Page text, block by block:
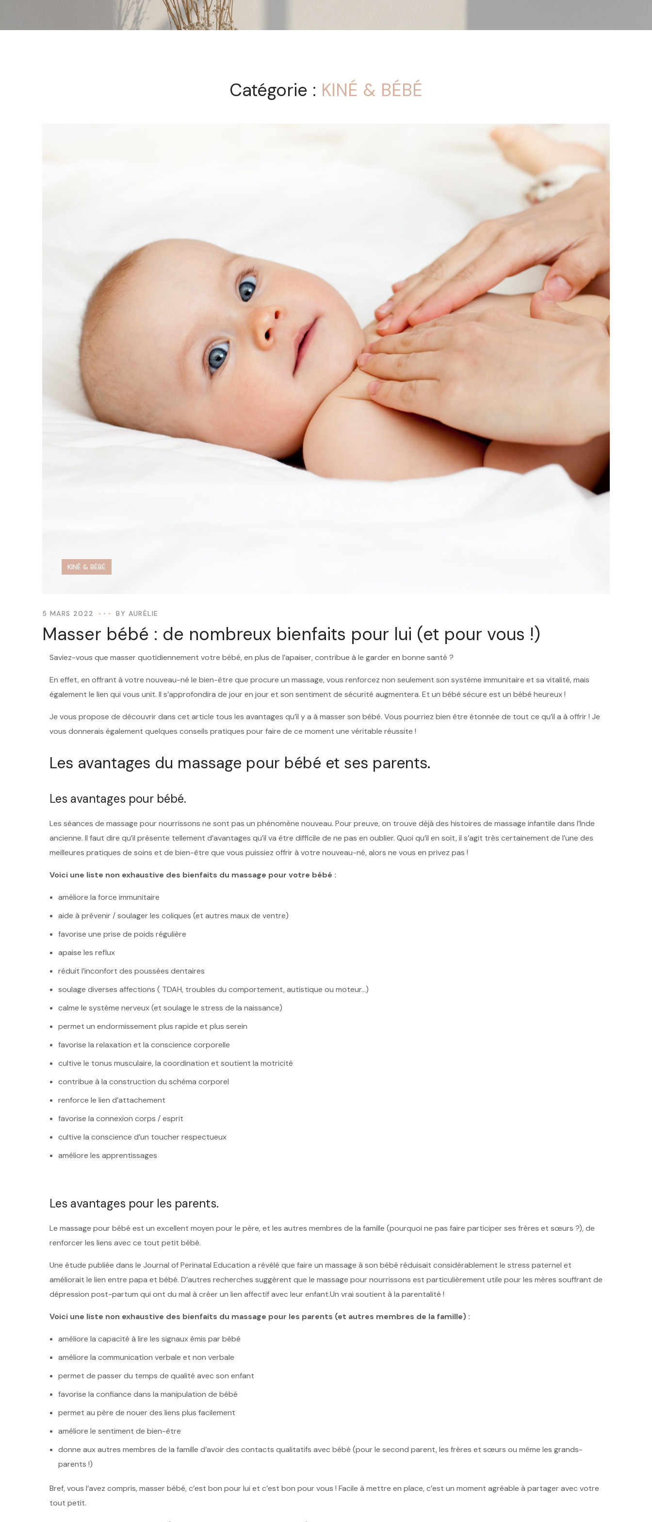
Catégorie : KINÉ & BÉBÉ
KINÉ & BÉBÉ
5 MARS 2022 BY AURÉLIE
Masser bébé : de nombreux bienfaits pour lui (et pour vous !)
Saviez-vous que masser quotidiennement votre bébé, en plus de l’apaiser, contribue à le garder en bonne santé ?
En effet, en offrant à votre nouveau-né le bien-être que procure un massage, vous renforcez non seulement son système immunitaire et sa vitalité, mais
également le lien qui vous unit. Il s’approfondira de jour en jour et son sentiment de sécurité augmentera. Et un bébé sécure est un bébé heureux !
Je vous propose de découvrir dans cet article tous les avantages qu’il y a à masser son bébé. Vous pourriez bien être étonnée de tout ce qu’il a à offrir ! Je
vous donnerais également quelques conseils pratiques pour faire de ce moment une véritable réussite !
Les avantages du massage pour bébé et ses parents.
Les avantages pour bébé.
Les séances de massage pour nourrissons ne sont pas un phénomène nouveau. Pour preuve, on trouve déjà des histoires de massage infantile dans l’Inde
ancienne. Il faut dire qu’il présente tellement d’avantages qu’il va être difficile de ne pas en oublier. Quoi qu’il en soit, il s’agit très certainement de l’une des
meilleures pratiques de soins et de bien-être que vous puissiez offrir à votre nouveau-né, alors ne vous en privez pas !
Voici une liste non exhaustive des bienfaits du massage pour votre bébé :
améliore la force immunitaire
aide à prévenir / soulager les coliques (et autres maux de ventre)
favorise une prise de poids régulière
apaise les reflux
réduit l’inconfort des poussées dentaires
soulage diverses affections ( TDAH, troubles du comportement, autistique ou moteur…)
calme le système nerveux (et soulage le stress de la naissance)
permet un endormissement plus rapide et plus serein
favorise la relaxation et la conscience corporelle
cultive le tonus musculaire, la coordination et soutient la motricité
contribue à la construction du schéma corporel
renforce le lien d’attachement
favorise la connexion corps / esprit
cultive la conscience d’un toucher respectueux
améliore les apprentissages
Les avantages pour les parents.
Le massage pour bébé est un excellent moyen pour le père, et les autres membres de la famille (pourquoi ne pas faire participer ses frères et sœurs ?), de
renforcer les liens avec ce tout petit bébé.
Une étude publiée dans le Journal of Perinatal Education a révélé que faire un massage à son bébé réduisait considérablement le stress paternel et
améliorait le lien entre papa et bébé. D’autres recherches suggèrent que le massage pour nourrissons est particulièrement utile pour les mères souffrant de
dépression post-partum qui ont du mal à créer un lien affectif avec leur enfant.Un vrai soutient à la parentalité !
Voici une liste non exhaustive des bienfaits du massage pour les parents (et autres membres de la famille) :
améliore la capacité à lire les signaux émis par bébé
améliore la communication verbale et non verbale
permet de passer du temps de qualité avec son enfant
favorise la confiance dans la manipulation de bébé
permet au père de nouer des liens plus facilement
améliore le sentiment de bien-être
donne aux autres membres de la famille d’avoir des contacts qualitatifs avec bébé (pour le second parent, les frères et sœurs ou même les grands-
parents !)
Bref, vous l’avez compris, masser bébé, c’est bon pour lui et c’est bon pour vous ! Facile à mettre en place, c’est un moment agréable à partager avec votre
tout petit.